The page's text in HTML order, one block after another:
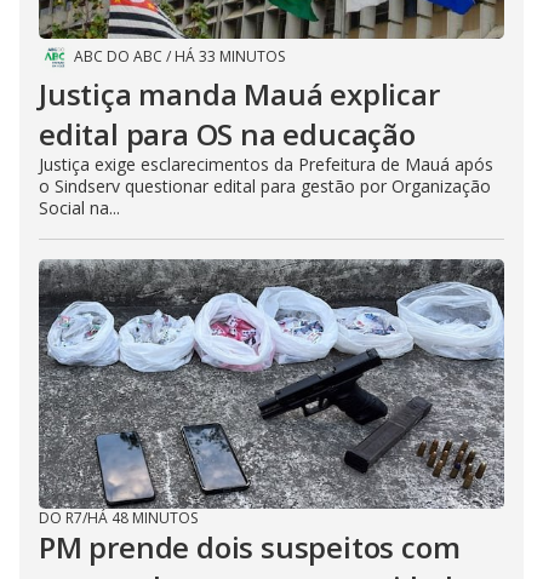
ABC DO ABC / HÁ 33 MINUTOS
Justiça manda Mauá explicar
edital para OS na educação
Justiça exige esclarecimentos da Prefeitura de Mauá após
o Sindserv questionar edital para gestão por Organização
Social na...
DO R7/HÁ 48 MINUTOS
PM prende dois suspeitos com